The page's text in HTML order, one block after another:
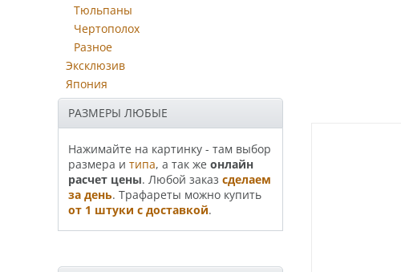
Тюльпаны
Чертополох
Разное
Эксклюзив
Япония
РАЗМЕРЫ ЛЮБЫЕ
На­жи­май­те на картинку - там выбор
размера и типа, а так же онлайн
рас­чет цены. Любой заказ сде­лаем
за день. Трафа­реты можно купить
от 1 штуки с доставкой.